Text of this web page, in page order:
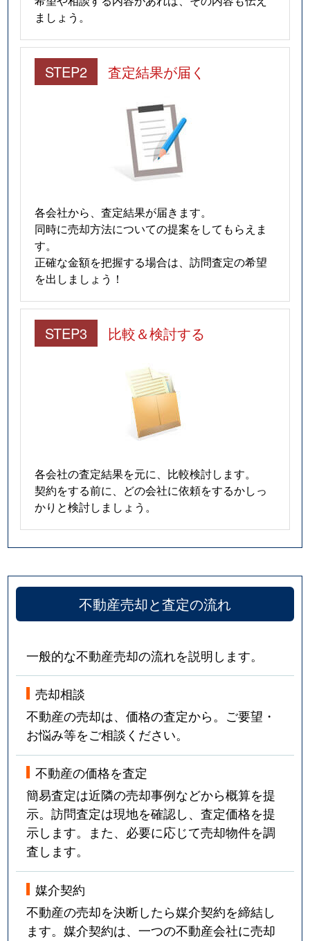
ましょう。
STEP2 査定結果が届く
各会社から、査定結果が届きます。
同時に売却方法についての提案をしてもらえま
す。
正確な金額を把握する場合は、訪問査定の希望
を出しましょう！
STEP3 比較＆検討する
各会社の査定結果を元に、比較検討します。
契約をする前に、どの会社に依頼をするかしっ
かりと検討しましょう。
不動産売却と査定の流れ
一般的な不動産売却の流れを説明します。
売却相談
不動産の売却は、価格の査定から。ご要望・
お悩み等をご相談ください。
不動産の価格を査定
簡易査定は近隣の売却事例などから概算を提
示。訪問査定は現地を確認し、査定価格を提
示します。また、必要に応じて売却物件を調
査します。
媒介契約
不動産の売却を決断したら媒介契約を締結し
ます。媒介契約は、一つの不動産会社に売却